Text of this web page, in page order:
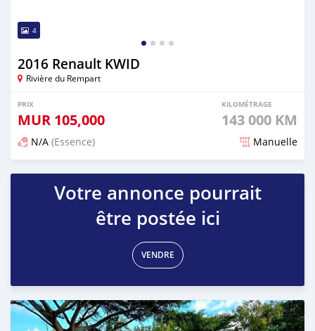
4
2016 Renault KWID
Rivière du Rempart
PRIX
MUR 105,000
KILOMÉTRAGE
143 000 KM
N/A (Essence) Manuelle
Publié il y a 7 mois
Votre annonce pourrait
être postée ici
VENDRE